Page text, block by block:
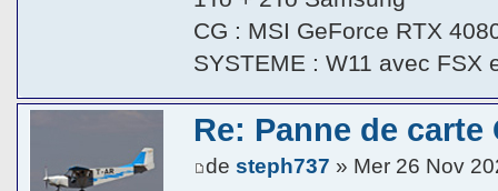
CG : MSI GeForce RTX
SYSTEME : W11 avec FSX
Re: Panne de
desteph737 » Mer 26 Nov